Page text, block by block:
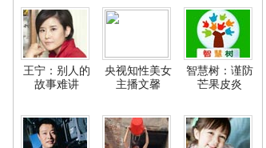
王宁：别人的
故事难讲
央视知性美女
主播文馨
智慧树：谨防
芒果皮炎